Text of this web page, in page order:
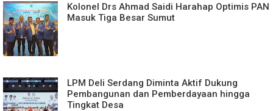
Kolonel Drs Ahmad Saidi Harahap Optimis PAN
Masuk Tiga Besar Sumut
LPM Deli Serdang Diminta Aktif Dukung
Pembangunan dan Pemberdayaan hingga
Tingkat Desa